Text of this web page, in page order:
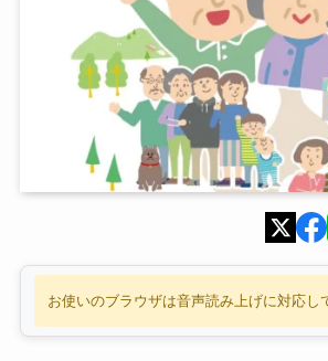
お使いのブラウザは音声読み上げに対応し